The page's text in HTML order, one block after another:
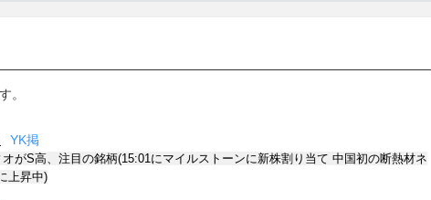
。
YK掲
オがS高、注目の銘柄(15:01にマイルストーンに新株割り当て 中国初の断熱材ネ
上昇中)